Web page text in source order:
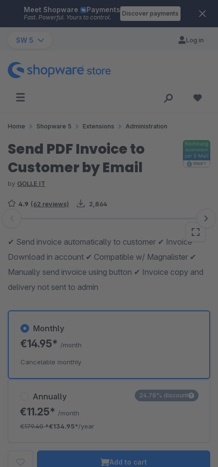
Skip to main content
Meet Shopware Payments
Fast. Powerful. Yours to control.
Discover payments
SW 5 Log in
Home Shopware 5 Extensions Administration
Send PDF Invoice to
Customer by Email
by GOLLE IT
4.9 (62 reviews) 2,864
Skip image gallery
✔ Send invoice automatically to customer ✔ Invoice
Download in account ✔ Compatible w/ Magnalister ✔
Manually send invoice using button ✔ Invoice copy and
delivery not sent to admin
Annually
€11.25* /month
€179.40*€134.95*/year
24.78% discount
Monthly
€14.95* /month
Cancelable monthly
Add to cart